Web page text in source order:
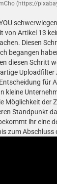
(https://
Artikel 13
Diesen
begangen
diesen Schritt
kleine
Möglichkeit der
Standpunkt
ihr
zum Abschluss